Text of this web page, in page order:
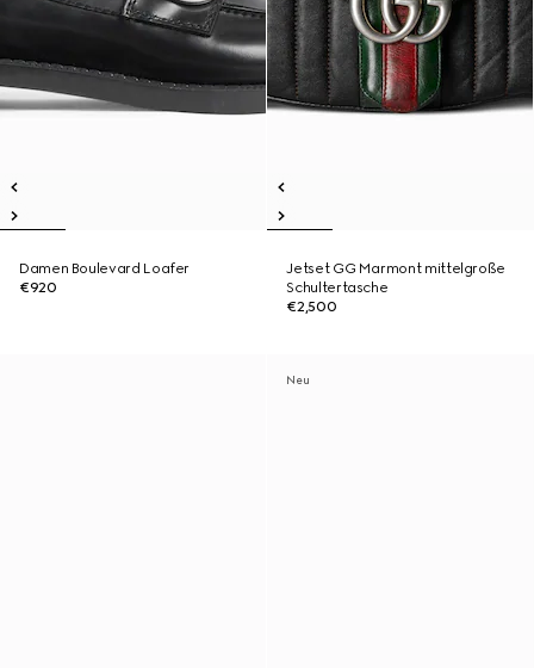
Damen Boulevard Loafer
€920
Jetset GG Marmont mittelgroße
Schultertasche
€2,500
Neu